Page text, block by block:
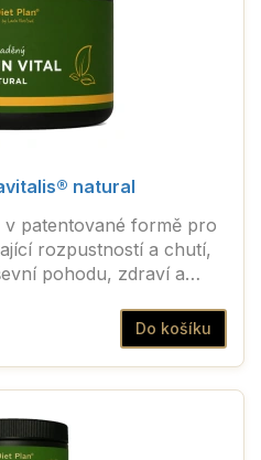
natural
patentované formě pro
rozpustností a chutí,
pohodu, zdraví a
Do košíku